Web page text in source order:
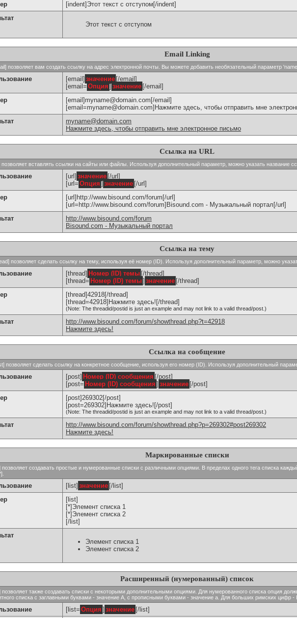
[indent]Этот текст с отступом[/indent]
Этот текст с отступом
Email Linking
позволяет вам создать ссылку на адрес электронной почты. Вы можете добавить необязательный параметр
[email] значение [/email]
[email= Опция ] значение [/email]
[email]myname@domain.com[/email]
[email=myname@domain.com]Нажмите здесь, чтобы отправить мне
myname@domain.com
Нажмите здесь, чтобы отправить мне электронное письмо
Ссылка на URL
позволяет вставлять ссылки на сайты или файлы. Используя дополнительный параметр, можно указать название
[url] значение [/url]
[url= Опция ] значение [/url]
[url]http://www.bisound.com/forum[/url]
[url=http://www.bisound.com/forum]Bisound.com - Музыкальный портал[/url]
http://www.bisound.com/forum
Bisound.com - Музыкальный портал
Ссылка на тему
позволяет сделать ссылку на тему, используя её номер (ID). Используя дополнительный параметр, можно
[thread] Номер (ID) темы [/thread]
[thread= Номер (ID) темы] значение [/thread]
[thread]42918[/thread]
[thread=42918]Нажмите здесь![/thread]
(Note: The threadid/postid is just an example and may not link to a valid thread/post.)
http://www.bisound.com/forum/showthread.php?t=42918
Нажмите здесь!
Ссылка на сообщение
позволяет сделать ссылку на конкретное сообщение, используя его номер (ID). Используя дополнительный
[post] Номер (ID) сообщения [/post]
[post= Номер (ID) сообщения ] значение [/post]
[post]269302[/post]
[post=269302]Нажмите здесь![/post]
(Note: The threadid/postid is just an example and may not link to a valid thread/post.)
http://www.bisound.com/forum/showthread.php?p=269302#post269302
Нажмите здесь!
Маркированные списки
позволяет создавать простые и нумерованные списки с различными опциями. В пределах одного тега списка
[list] значение [/list]
[list]
[*]Элемент списка 1
[*]Элемент списка 2
[/list]
Элемент списка 1
Элемент списка 2
Расширенный (нумерованный) список
позволяет также создавать списки с некоторыми дополнительными опциями. Для нумерованного списка опция
списка с заглавными буквами - значение A, с прописными буквами - значение а. Для больших римских цифр -
[list= Опция ] значение [/list]